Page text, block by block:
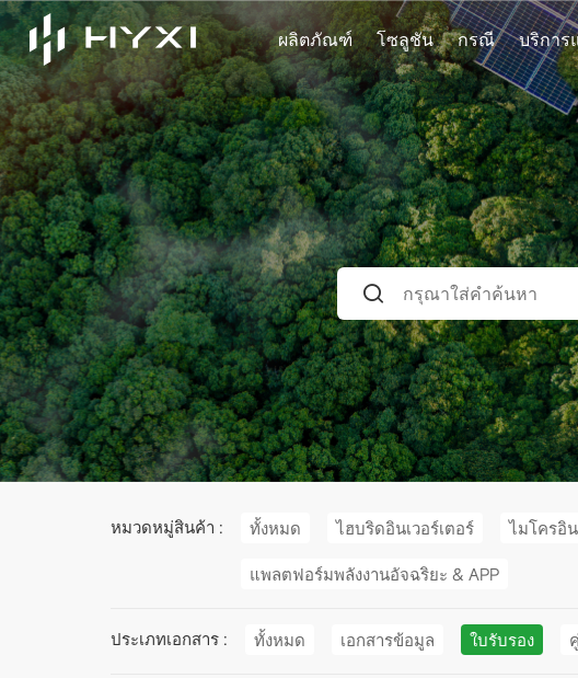
ผลิตภัณฑ์ โซลูชัน กรณี บริกา
หมวดหมู่สินค้า : ทั้งหมด ไฮบริดอินเวอร์เตอร์ ไมโครอิน
แพลตฟอร์มพลังงานอัจฉริยะ & APP
ประเภทเอกสาร : ทั้งหมด เอกสารข้อมูล ใบรับรอง